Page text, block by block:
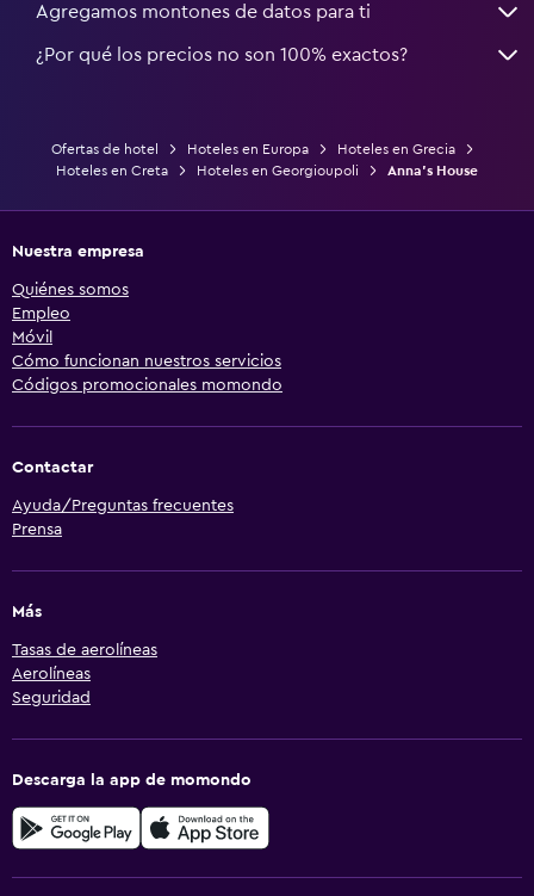
Agregamos montones de datos para ti
¿Por qué los precios no son 100% exactos?
Ofertas de hotel Hoteles en Europa
Hoteles en Grecia
Hoteles en Creta
Hoteles en Georgioupoli Anna's House
Nuestra empresa
Quiénes somos
Empleo
Móvil
Cómo funcionan nuestros servicios
Códigos promocionales momondo
Contactar
Ayuda/Preguntas frecuentes
Prensa
Más
Tasas de aerolíneas
Aerolíneas
Seguridad
Descarga la app de momondo